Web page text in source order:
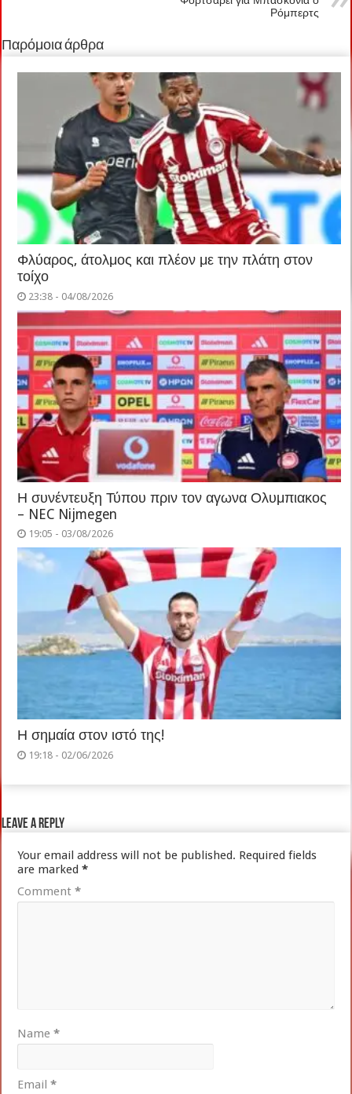
Ρόμπερτς
Παρόμοια άρθρα
Φλύαρος, άτολμος και πλέον με την πλάτη στον
τοίχο
23:38 - 04/08/2026
Η συνέντευξη Τύπου πριν τον αγωνα Ολυμπιακος
– NEC Nijmegen
19:05 - 03/08/2026
Η σημαία στον ιστό της!
19:18 - 02/06/2026
Leave a Reply
Your email address will not be published. Required fields
are marked*
Comment*
Name*
Email*